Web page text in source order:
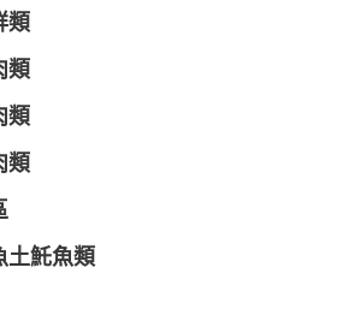
類
類
類
類
土魠魚類